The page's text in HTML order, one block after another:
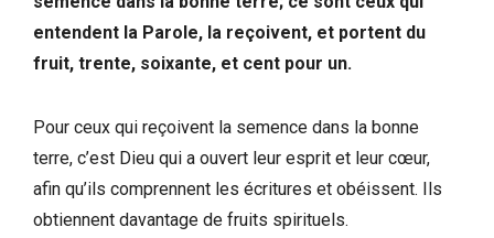
entendent la Parole, la reçoivent, et portent du
fruit, trente, soixante, et cent pour un.
Pour ceux qui reçoivent la semence dans la bonne
terre, c’est Dieu qui a ouvert leur esprit et leur cœur,
afin qu’ils comprennent les écritures et obéissent. Ils
obtiennent davantage de fruits spirituels.